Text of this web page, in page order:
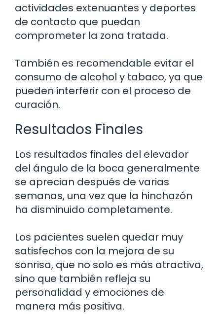
actividades extenuantes y deportes
de contacto que puedan
comprometer la zona tratada.
También es recomendable evitar el
consumo de alcohol y tabaco, ya que
pueden interferir con el proceso de
curación.
Resultados Finales
Los resultados finales del elevador
del ángulo de la boca generalmente
se aprecian después de varias
semanas, una vez que la hinchazón
ha disminuido completamente.
Los pacientes suelen quedar muy
satisfechos con la mejora de su
sonrisa, que no solo es más atractiva,
sino que también refleja su
personalidad y emociones de
manera más positiva.